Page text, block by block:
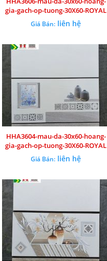
gia-gach-op-tuong-30X60-ROYAL
Giá Bán: liên hệ
HHA3604-mau-da-30x60-hoang-
gia-gach-op-tuong-30X60-ROYAL
Giá Bán: liên hệ